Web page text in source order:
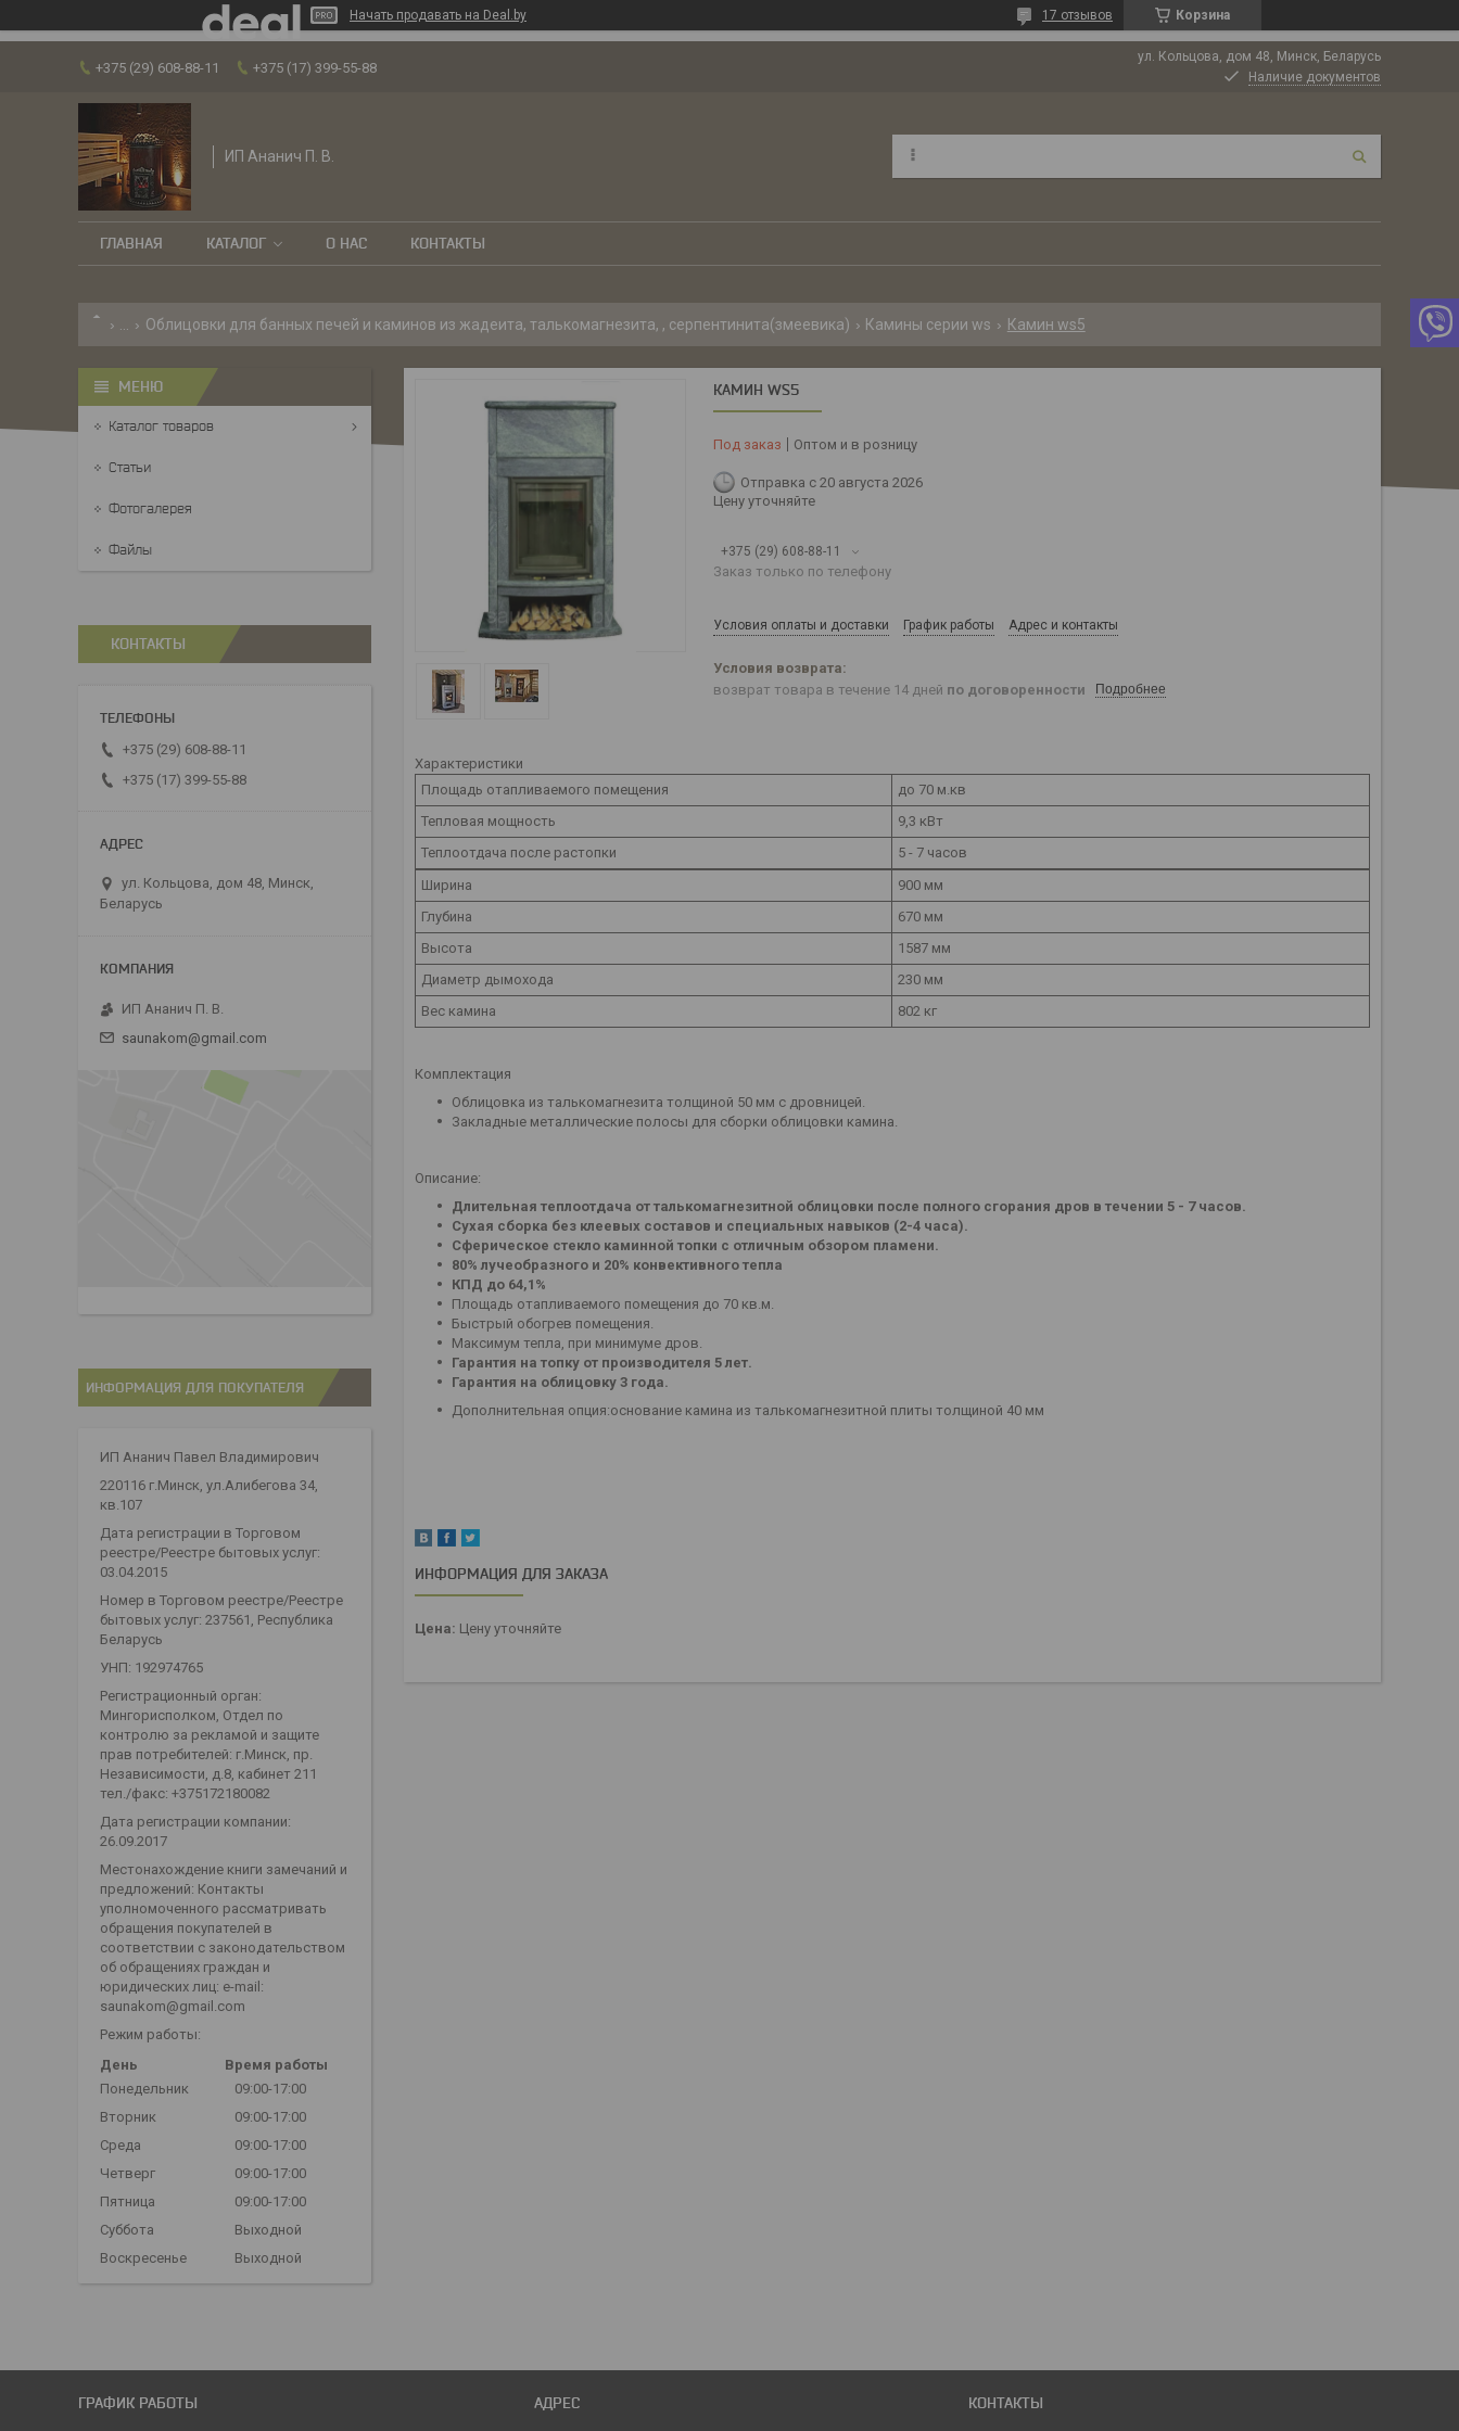
Начать продавать на Deal.by Корзина
17 отзывов
+375 (29) 608-88-11 +375 (17) 399-55-88
ул. Кольцова, дом 48, Минск, Беларусь
Наличие документов
ИП Ананич П. В.
ГЛАВНАЯ КАТАЛОГ О НАС КОНТАКТЫ
Облицовки для банных печей и каминов из жадеита, талькомагнезита, , серпентинита(змеевика) Камины серии ws Камин ws5
КАМИН WS5
Под заказ Оптом и в розницу
Отправка с 20 августа 2026
Цену уточняйте
+375 (29) 608-88-11
Заказ только по телефону
Условия оплаты и доставки График работы Адрес и контакты
возврат товара в течение 14 дней по договоренности Подробнее
Характеристики
Площадь отапливаемого помещения
до 70 м.кв
Тепловая мощность
9,3 кВт
Теплоотдача после растопки
5 - 7 часов
Ширина
900 мм
Глубина
670 мм
Высота
1587 мм
Диаметр дымохода
230 мм
Вес камина
802 кг
Комплектация
Облицовка из талькомагнезита толщиной 50 мм с дровницей.
Закладные металлические полосы для сборки облицовки камина.
Описание:
Длительная теплоотдача от талькомагнезитной облицовки после полного сгорания дров в течении 5 - 7 часов.
Сухая сборка без клеевых составов и специальных навыков (2-4 часа).
Сферическое стекло каминной топки с отличным обзором пламени.
80% лучеобразного и 20% конвективного тепла
КПД до 64,1%
Площадь отапливаемого помещения до 70 кв.м.
Быстрый обогрев помещения.
Максимум тепла, при минимуме дров.
Гарантия на топку от производителя 5 лет.
Гарантия на облицовку 3 года.
Дополнительная опция:основание камина из талькомагнезитной плиты толщиной 40 мм
ИНФОРМАЦИЯ ДЛЯ ЗАКАЗА
Цена: Цену уточняйте
Каталог товаров
Статьи
Фотогалерея
Файлы
КОНТАКТЫ
+375 (29) 608-88-11
+375 (17) 399-55-88
ул. Кольцова, дом 48, Минск,
Беларусь
ИП Ананич П. В.
saunakom@gmail.com
ИНФОРМАЦИЯ ДЛЯ ПОКУПАТЕЛЯ
ИП Ананич Павел Владимирович
220116 г.Минск, ул.Алибегова 34,
кв.107
Дата регистрации в Торговом
реестре/Реестре бытовых услуг:
03.04.2015
Номер в Торговом реестре/Реестре
бытовых услуг: 237561, Республика
Беларусь
УНП: 192974765
Регистрационный орган:
Мингорисполком, Отдел по
контролю за рекламой и защите
прав потребителей: г.Минск, пр.
Независимости, д.8, кабинет 211
тел./факс: +375172180082
Дата регистрации компании:
26.09.2017
Местонахождение книги замечаний и
предложений: Контакты
уполномоченного рассматривать
обращения покупателей в
соответствии с законодательством
об обращениях граждан и
юридических лиц: e-mail:
saunakom@gmail.com
Режим работы:
День
Время работы
Понедельник
09:00-17:00
Вторник
09:00-17:00
Среда
09:00-17:00
Четверг
09:00-17:00
Пятница
09:00-17:00
Суббота
Выходной
Воскресенье
Выходной
ГРАФИК РАБОТЫ